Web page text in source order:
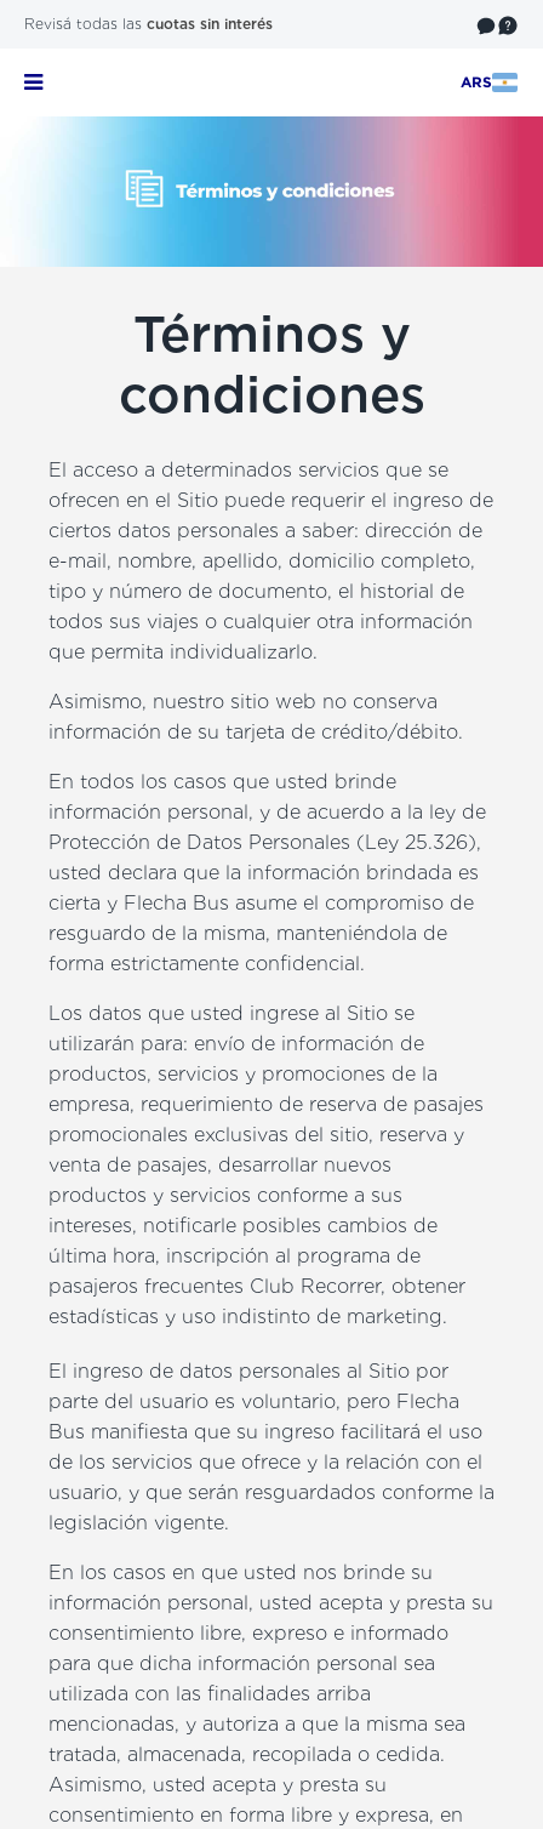
Revisá todas las cuotas sin interés
ARS
Términos y
condiciones
El acceso a determinados servicios que se
ofrecen en el Sitio puede requerir el ingreso de
ciertos datos personales a saber: dirección de
e-mail, nombre, apellido, domicilio completo,
tipo y número de documento, el historial de
todos sus viajes o cualquier otra información
que permita individualizarlo.
Asimismo, nuestro sitio web no conserva
información de su tarjeta de crédito/débito.
En todos los casos que usted brinde
información personal, y de acuerdo a la ley de
Protección de Datos Personales (Ley 25.326),
usted declara que la información brindada es
cierta y Flecha Bus asume el compromiso de
resguardo de la misma, manteniéndola de
forma estrictamente confidencial.
Los datos que usted ingrese al Sitio se
utilizarán para: envío de información de
productos, servicios y promociones de la
empresa, requerimiento de reserva de pasajes
promocionales exclusivas del sitio, reserva y
venta de pasajes, desarrollar nuevos
productos y servicios conforme a sus
intereses, notificarle posibles cambios de
última hora, inscripción al programa de
pasajeros frecuentes Club Recorrer, obtener
estadísticas y uso indistinto de marketing.
El ingreso de datos personales al Sitio por
parte del usuario es voluntario, pero Flecha
Bus manifiesta que su ingreso facilitará el uso
de los servicios que ofrece y la relación con el
usuario, y que serán resguardados conforme la
legislación vigente.
En los casos en que usted nos brinde su
información personal, usted acepta y presta su
consentimiento libre, expreso e informado
para que dicha información personal sea
utilizada con las finalidades arriba
mencionadas, y autoriza a que la misma sea
tratada, almacenada, recopilada o cedida.
Asimismo, usted acepta y presta su
consentimiento en forma libre y expresa, en